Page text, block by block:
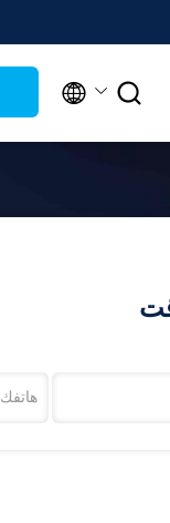
 